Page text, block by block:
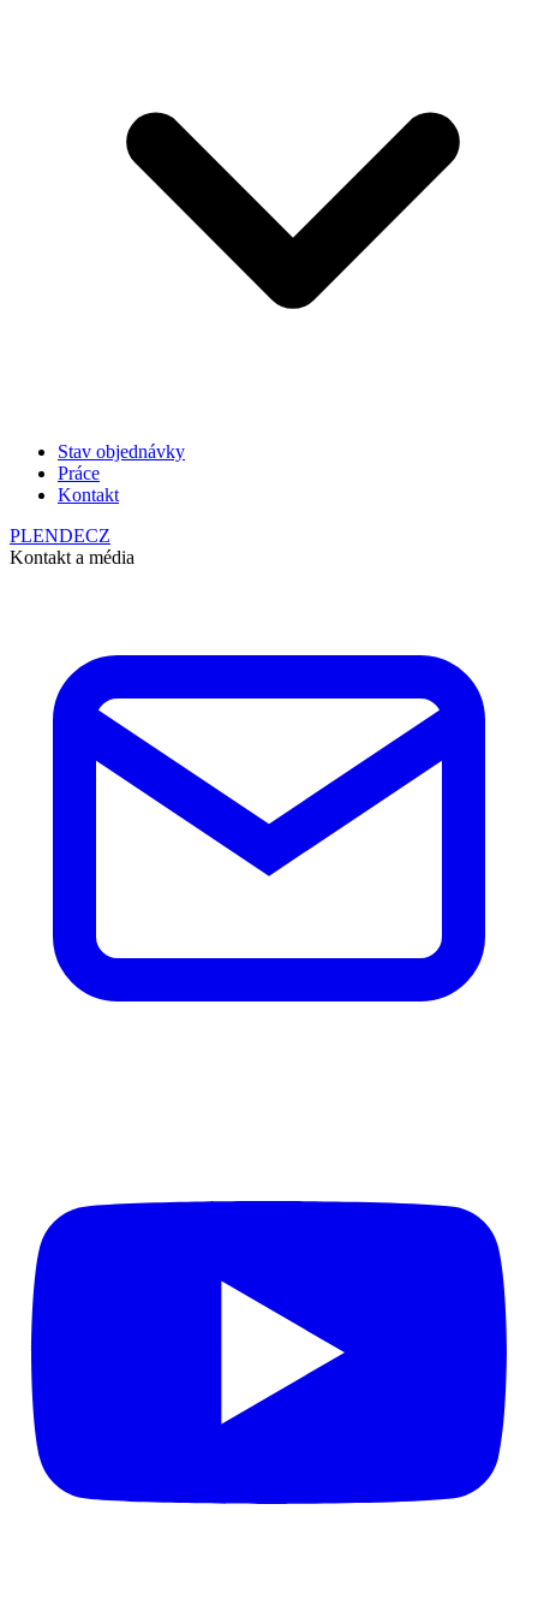
Stav objednávky
Práce
Kontakt
PLENDECZ
Kontakt a média